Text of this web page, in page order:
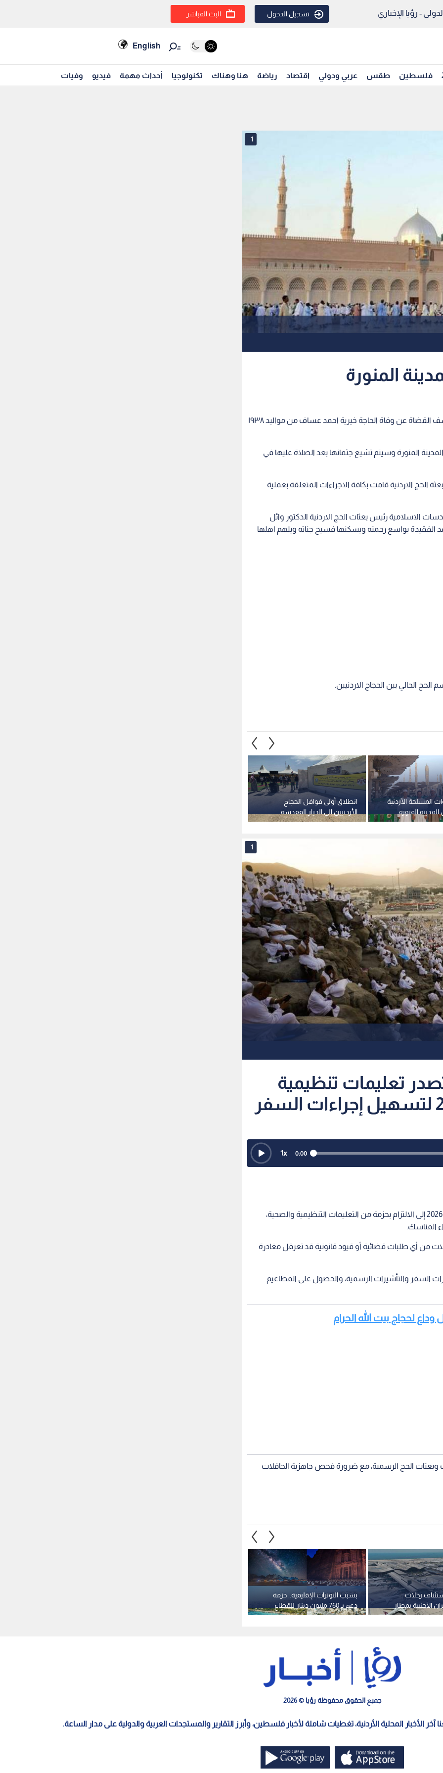
- رؤيا الإخباري تسجيل الدخول البث المباشر
English
فلسطين طقس عربي ودولي اقتصاد رياضة هنا وهناك تكنولوجيا أحداث مهمة فيديو وفيات
1
المنورة
أعلن رئيس بعثة الحج الاردنية في المدينة المنورة يوسف القضاة عن وفاة الحاجة خيرية احمد عساف من مواليد ١٩٣٨
المنورة وسيتم تشيع جثمانها بعد الصلاة عليها في
الحج الاردنية قامت بكافة الاجراءات المتعلقة بعملية
الاسلامية رئيس بعثات الحج الاردنية الدكتور وائل
الفقيدة بواسع رحمته ويسكنها فسيح جناته ويلهم اهلها
الحالي بين الحجاج الاردنيين.
انطلاق أولى قوافل الحجاج
الأردنيين إلى الديار المقدسة
وسط ترتيبات رسمية شاملة
المسلحة الأردنية
1
تعليمات تنظيمية
0:00
1x
دعت إدارة الإقامة والحدود حجاج بيت الله الحرام لعام 2026 إلى الالتزام بحزمة من التعليمات التنظيمية والصحية،
المناسك.
من أي طلبات قضائية أو قيود قانونية قد تعرقل مغادرة
السفر والتأشيرات الرسمية، والحصول على المطاعيم
لحجاج بيت الله الحرام
وبعثات الحج الرسمية، مع ضرورة فحص جاهزية الحافلات
بسبب التوترات الإقليمية.. حزمة
دعم بـ 760 مليون دينار للقطاع
السياحي وتسهيلات "صفرية"
رحلات
الأجنبية بمطار
جميع الحقوق محفوظة رؤيا © 2026
آخر الأخبار المحلية الأردنية، تغطيات شاملة لأخبار فلسطين، وأبرز التقارير والمستجدات العربية والدولية على مدار الساعة.